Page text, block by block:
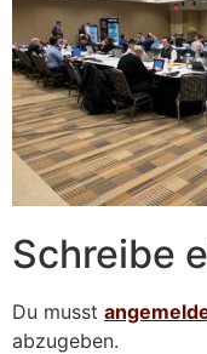
Schreibe
Du musst
abzugeben.